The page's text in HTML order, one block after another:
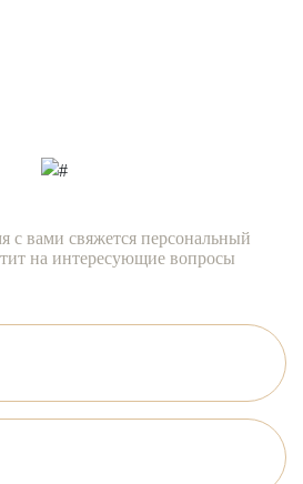
с вами свяжется персональный
на интересующие вопросы